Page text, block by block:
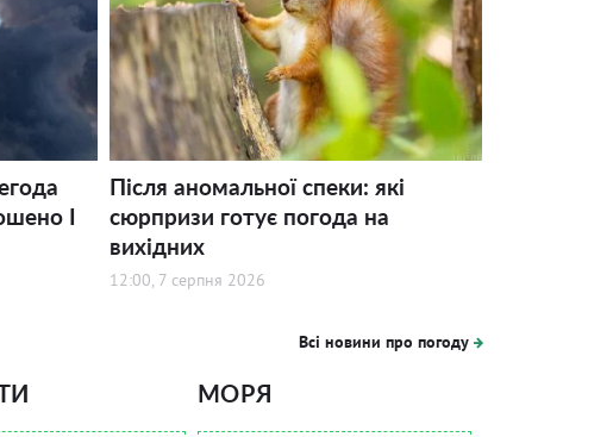
І
Після аномальної спеки: які
сюрпризи готує погода на
вихідних
12:00, 7 серпня 2026
Всі новини про погоду
МОРЯ